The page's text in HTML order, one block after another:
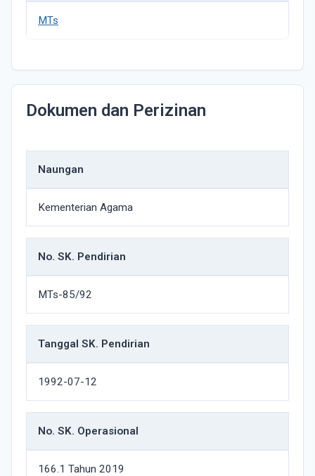
MTs
Dokumen dan Perizinan
Naungan
Kementerian Agama
No. SK. Pendirian
MTs-85/92
Tanggal SK. Pendirian
1992-07-12
No. SK. Operasional
166.1 Tahun 2019